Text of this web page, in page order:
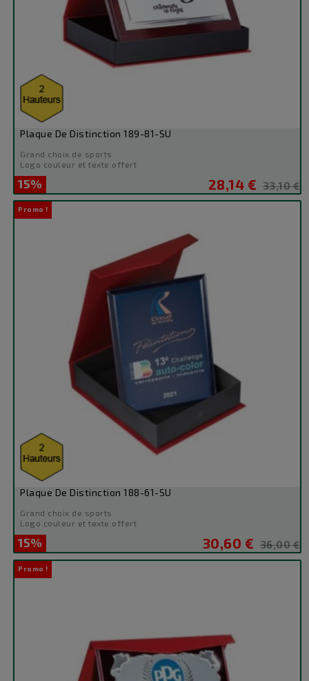
15%
Plaque De Distinction 189-81-SU
Grand choix de sports
Logo couleur et texte offert
Prix
28,14 € Prix
de
33,10 €
Promo !
15%
Plaque De Distinction 188-61-SU
Grand choix de sports
Logo couleur et texte offert
Prix
30,60 € Prix
de
36,00 €
Promo !